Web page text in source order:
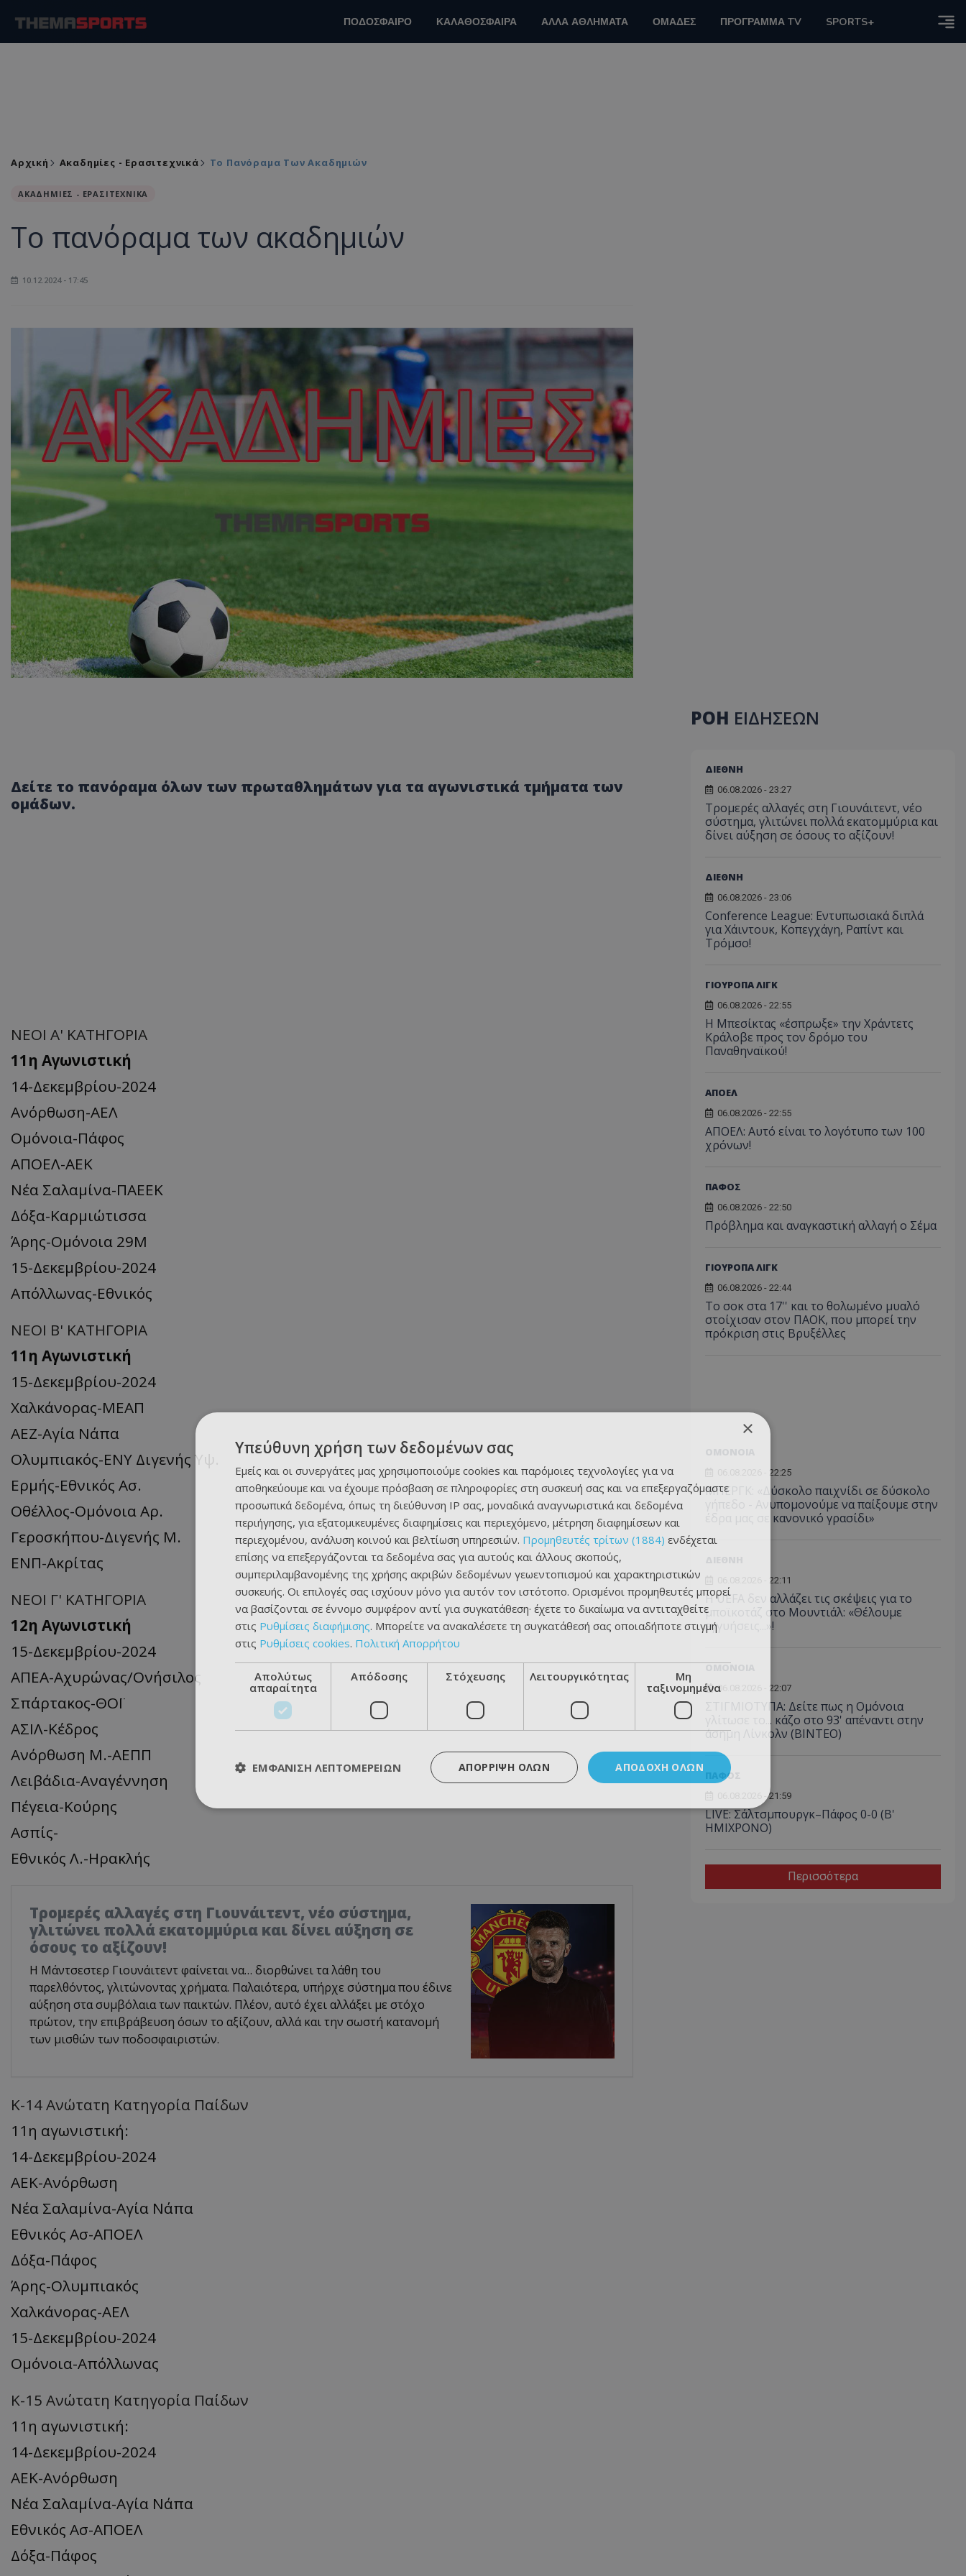
ΠΟΔΟΣΦΑΙΡΟ ΚΑΛΑΘΟΣΦΑΙΡΑ ΑΛΛΑ ΑΘΛΗΜΑΤΑ ΟΜΑΔΕΣ ΠΡΟΓΡΑΜΜΑ TV SPORTS+
Αρχική Ακαδημίες - Ερασιτεχνικά Το Πανόραμα Των Ακαδημιών
ΑΚΑΔΗΜΙΕΣ - ΕΡΑΣΙΤΕΧΝΙΚΑ
Το πανόραμα των ακαδημιών
10.12.2024 - 17:45
Δείτε το πανόραμα όλων των πρωταθλημάτων για τα αγωνιστικά τμήματα των
ομάδων.
ΝΕΟΙ A' ΚΑΤΗΓΟΡΙΑ
11η Αγωνιστική
14-Δεκεμβρίου-2024
Ανόρθωση-ΑΕΛ
Ομόνοια-Πάφος
ΑΠΟΕΛ-ΑΕΚ
Νέα Σαλαμίνα-ΠΑΕΕΚ
Δόξα-Καρμιώτισσα
Άρης-Ομόνοια 29Μ
15-Δεκεμβρίου-2024
Απόλλωνας-Εθνικός
ΝΕΟΙ Β' ΚΑΤΗΓΟΡΙΑ
11η Αγωνιστική
15-Δεκεμβρίου-2024
Χαλκάνορας-ΜΕΑΠ
ΑΕΖ-Αγία Νάπα
Ολυμπιακός-ΕΝΥ Διγενής Υψ.
Ερμής-Εθνικός Ασ.
Οθέλλος-Ομόνοια Αρ.
Γεροσκήπου-Διγενής Μ.
ΕΝΠ-Ακρίτας
ΝΕΟΙ Γ' ΚΑΤΗΓΟΡΙΑ
12η Αγωνιστική
15-Δεκεμβρίου-2024
ΑΠΕΑ-Αχυρώνας/Ονήσιλος
Σπάρτακος-ΘΟΪ
ΑΣΙΛ-Κέδρος
Ανόρθωση Μ.-ΑΕΠΠ
Λειβάδια-Αναγέννηση
Πέγεια-Κούρης
Ασπίς-
Εθνικός Λ.-Ηρακλής
Τρομερές αλλαγές στη Γιουνάιτεντ, νέο σύστημα,
γλιτώνει πολλά εκατομμύρια και δίνει αύξηση σε
όσους το αξίζουν!
Η Μάντσεστερ Γιουνάιτεντ φαίνεται να… διορθώνει τα λάθη του
παρελθόντος, γλιτώνοντας χρήματα. Παλαιότερα, υπήρχε σύστημα που έδινε
αύξηση στα συμβόλαια των παικτών. Πλέον, αυτό έχει αλλάξει με στόχο
πρώτον, την επιβράβευση όσων το αξίζουν, αλλά και την σωστή κατανομή
των μισθών των ποδοσφαιριστών.
Κ-14 Ανώτατη Κατηγορία Παίδων
11η αγωνιστική:
14-Δεκεμβρίου-2024
ΑΕΚ-Ανόρθωση
Νέα Σαλαμίνα-Αγία Νάπα
Εθνικός Ασ-ΑΠΟΕΛ
Δόξα-Πάφος
Άρης-Ολυμπιακός
Χαλκάνορας-ΑΕΛ
15-Δεκεμβρίου-2024
Ομόνοια-Απόλλωνας
Κ-15 Ανώτατη Κατηγορία Παίδων
11η αγωνιστική:
14-Δεκεμβρίου-2024
ΑΕΚ-Ανόρθωση
Νέα Σαλαμίνα-Αγία Νάπα
Εθνικός Ασ-ΑΠΟΕΛ
Δόξα-Πάφος
ΡΟΗ ΕΙΔΗΣΕΩΝ
ΔΙΕΘΝΗ
06.08.2026 - 23:27
Τρομερές αλλαγές στη Γιουνάιτεντ, νέο
σύστημα, γλιτώνει πολλά εκατομμύρια και
δίνει αύξηση σε όσους το αξίζουν!
ΔΙΕΘΝΗ
06.08.2026 - 23:06
Conference League: Εντυπωσιακά διπλά
για Χάιντουκ, Κοπεγχάγη, Ραπίντ και
Τρόμσο!
ΓΙΟΥΡΟΠΑ ΛΙΓΚ
06.08.2026 - 22:55
Η Μπεσίκτας «έσπρωξε» την Χράντετς
Κράλοβε προς τον δρόμο του
Παναθηναϊκού!
ΑΠΟΕΛ
06.08.2026 - 22:55
ΑΠΟΕΛ: Αυτό είναι το λογότυπο των 100
χρόνων!
ΠΑΦΟΣ
06.08.2026 - 22:50
Πρόβλημα και αναγκαστική αλλαγή ο Σέμα
ΓΙΟΥΡΟΠΑ ΛΙΓΚ
06.08.2026 - 22:44
Το σοκ στα 17'' και το θολωμένο μυαλό
στοίχισαν στον ΠΑΟΚ, που μπορεί την
πρόκριση στις Βρυξέλλες
06.08.2026 - 22:25
ΜΠΕΡΓΚ: «Δύσκολο παιχνίδι σε δύσκολο
γήπεδο - Ανυπομονούμε να παίξουμε στην
έδρα μας σε κανονικό γρασίδι»
06.08.2026 - 22:11
Η UEFA δεν αλλάζει τις σκέψεις για το
μποϊκοτάζ στο Μουντιάλ: «Θέλουμε
εγγυήσεις...»!
ΟΜΟΝΟΙΑ
06.08.2026 - 22:07
ΣΤΙΓΜΙΟΤΥΠΑ: Δείτε πως η Ομόνοια
γλίτωσε το... κάζο στο 93' απέναντι στην
άσημη Λίνκολν (ΒΙΝΤΕΟ)
ΠΑΦΟΣ
06.08.2026 - 21:59
LIVE: Σάλτσμπουργκ–Πάφος 0-0 (Β'
ΗΜΙΧΡΟΝΟ)
Περισσότερα
×
Υπεύθυνη χρήση των δεδομένων σας
Εμείς και οι συνεργάτες μας χρησιμοποιούμε cookies και παρόμοιες τεχνολογίες για να
αποθηκεύουμε και να έχουμε πρόσβαση σε πληροφορίες στη συσκευή σας και να επεξεργαζόμαστε
προσωπικά δεδομένα, όπως τη διεύθυνση IP σας, μοναδικά αναγνωριστικά και δεδομένα
περιήγησης, για εξατομικευμένες διαφημίσεις και περιεχόμενο, μέτρηση διαφημίσεων και
περιεχομένου, ανάλυση κοινού και βελτίωση υπηρεσιών. Προμηθευτές τρίτων (1884) ενδέχεται
επίσης να επεξεργάζονται τα δεδομένα σας για αυτούς και άλλους σκοπούς,
συμπεριλαμβανομένης της χρήσης ακριβών δεδομένων γεωεντοπισμού και χαρακτηριστικών
συσκευής. Οι επιλογές σας ισχύουν μόνο για αυτόν τον ιστότοπο. Ορισμένοι προμηθευτές μπορεί
να βασίζονται σε έννομο συμφέρον αντί για συγκατάθεση· έχετε το δικαίωμα να αντιταχθείτε
στις Ρυθμίσεις διαφήμισης. Μπορείτε να ανακαλέσετε τη συγκατάθεσή σας οποιαδήποτε στιγμή
στις Ρυθμίσεις cookies. Πολιτική Απορρήτου
Απολύτως
απαραίτητα
Απόδοσης Στόχευσης Λειτουργικότητας
Μη
ταξινομημένα
ΑΠΟΔΟΧΉ ΌΛΩΝ
ΑΠΌΡΡΙΨΗ ΌΛΩΝ
ΕΜΦΆΝΙΣΗ ΛΕΠΤΟΜΕΡΕΙΏΝ